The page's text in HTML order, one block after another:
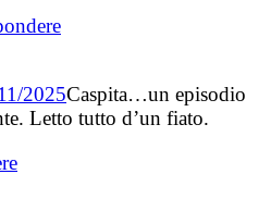
2025Caspita…un episodio
Letto tutto d’un fiato.